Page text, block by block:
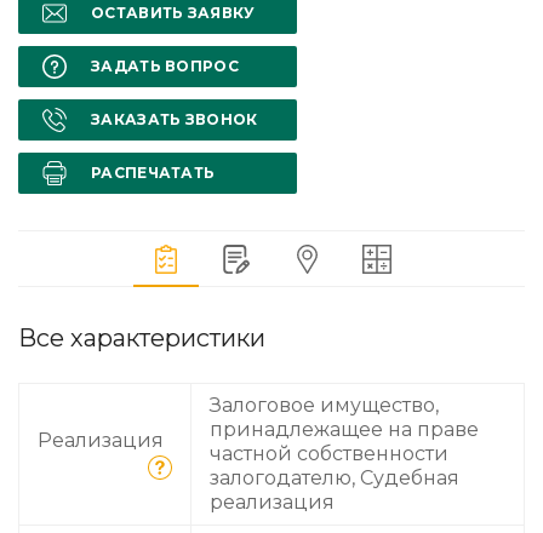
ОСТАВИТЬ ЗАЯВКУ
ЗАДАТЬ ВОПРОС
ЗАКАЗАТЬ ЗВОНОК
РАСПЕЧАТАТЬ
Все характеристики
Реализация
Залоговое имущество,
принадлежащее на праве
частной собственности
залогодателю, Судебная
реализация